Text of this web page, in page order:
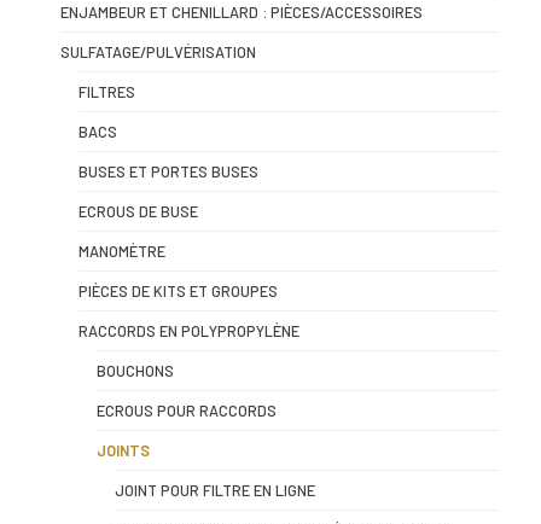
ENJAMBEUR ET CHENILLARD : PIÈCES/ACCESSOIRES
SULFATAGE/PULVÉRISATION
FILTRES
BACS
BUSES ET PORTES BUSES
ECROUS DE BUSE
MANOMÈTRE
PIÈCES DE KITS ET GROUPES
RACCORDS EN POLYPROPYLÈNE
BOUCHONS
ECROUS POUR RACCORDS
JOINTS
JOINT POUR FILTRE EN LIGNE